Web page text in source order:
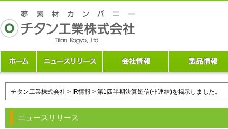
チタン工業株式会社 > IR情報 > 第1四半期決算短信(非連結)を掲示しました。
ニュースリリース